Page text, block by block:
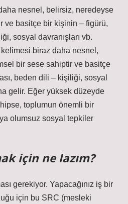
nesnel, belirsiz, neredeyse
ve basitçe bir kişinin – figürü,
sosyal davranışları vb.
kelimesi biraz daha nesnel,
bir sese sahiptir ve basitçe
beden dili – kişiliği, sosyal
gelir. Eğer yüksek düzeyde
toplumun önemli bir
olumsuz sosyal tepkiler
için ne lazım?
gerekiyor. Yapacağınız iş bir
için bu SRC (mesleki